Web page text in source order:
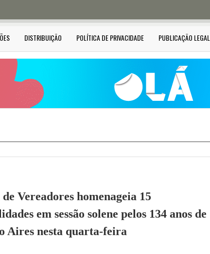
DISTRIBUIÇÃO POLÍTICA DE PRIVACIDADE PUBLICAÇÃO LEGAL
Vereadores homenageia 15
em sessão solene pelos 134 anos de
Aires nesta quarta-feira